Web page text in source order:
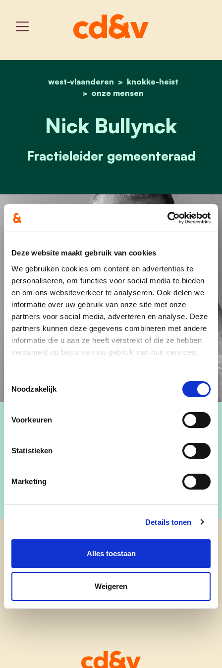
Deze website maakt gebruik van cookies
We gebruiken cookies om content en advertenties te
personaliseren, om functies voor social media te bieden
en om ons websiteverkeer te analyseren. Ook delen we
informatie over uw gebruik van onze site met onze
partners voor social media, adverteren en analyse. Deze
partners kunnen deze gegevens combineren met andere
informatie die u aan ze heeft verstrekt of die ze hebben
verzameld op basis van uw gebruik van hun services.
Noodzakelijk
Voorkeuren
Statistieken
Marketing
Details tonen
Alles toestaan
Weigeren
home
west-vlaanderen
knokke-heist
onze mensen
nick bullynck
Nick Bullynck
Fractieleider gemeenteraad
Nick Bullynck tekst
cd&v Knokke-Heist